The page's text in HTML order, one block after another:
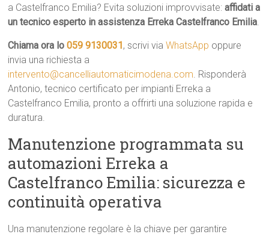
a Castelfranco Emilia? Evita soluzioni improvvisate:affidati a
un tecnico esperto in assistenza Erreka Castelfranco Emilia.
Chiama ora lo059 9130031 , scrivi viaWhatsApp oppure
invia una richiesta a
intervento@cancelliautomaticimodena.com. Risponderà
Antonio, tecnico certificato per impianti Erreka a
Castelfranco Emilia, pronto a offrirti una soluzione rapida e
duratura.
Manutenzione programmata su
automazioni Erreka a
Castelfranco Emilia: sicurezza e
continuità operativa
Una manutenzione regolare è la chiave per garantire